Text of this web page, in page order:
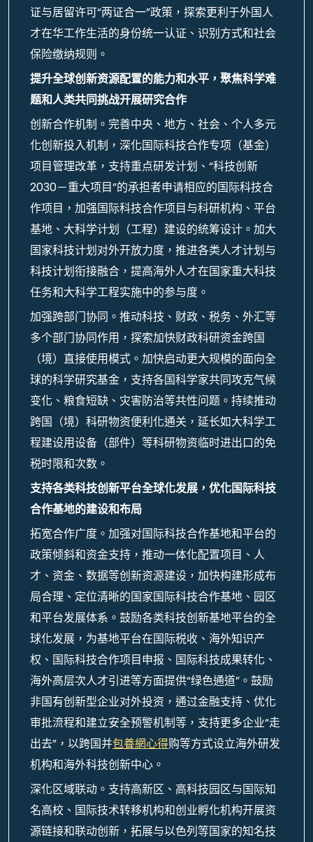
证与居留许可“两证合一”政策，探索更利于外国人
才在华工作生活的身份统一认证、识别方式和社会
保险缴纳规则。
提升全球创新资源配置的能力和水平，聚焦科学难
题和人类共同挑战开展研究合作
创新合作机制。完善中央、地方、社会、个人多元
化创新投入机制，深化国际科技合作专项（基金）
项目管理改革，支持重点研发计划、“科技创新
2030－重大项目”的承担者申请相应的国际科技合
作项目，加强国际科技合作项目与科研机构、平台
基地、大科学计划（工程）建设的统筹设计。加大
国家科技计划对外开放力度，推进各类人才计划与
科技计划衔接融合，提高海外人才在国家重大科技
任务和大科学工程实施中的参与度。
加强跨部门协同。推动科技、财政、税务、外汇等
多个部门协同作用，探索加快财政科研资金跨国
（境）直接使用模式。加快启动更大规模的面向全
球的科学研究基金，支持各国科学家共同攻克气候
变化、粮食短缺、灾害防治等共性问题。持续推动
跨国（境）科研物资便利化通关，延长如大科学工
程建设用设备（部件）等科研物资临时进出口的免
税时限和次数。
支持各类科技创新平台全球化发展，优化国际科技
合作基地的建设和布局
拓宽合作广度。加强对国际科技合作基地和平台的
政策倾斜和资金支持，推动一体化配置项目、人
才、资金、数据等创新资源建设，加快构建形成布
局合理、定位清晰的国家国际科技合作基地、园区
和平台发展体系。鼓励各类科技创新基地平台的全
球化发展，为基地平台在国际税收、海外知识产
权、国际科技合作项目申报、国际科技成果转化、
海外高层次人才引进等方面提供“绿色通道”。鼓励
非国有创新型企业对外投资，通过金融支持、优化
审批流程和建立安全预警机制等，支持更多企业“走
出去”，以跨国并包養網心得购等方式设立海外研发
机构和海外科技创新中心。
深化区域联动。支持高新区、高科技园区与国际知
名高校、国际技术转移机构和创业孵化机构开展资
源链接和联动创新，拓展与以色列等国家的知名技